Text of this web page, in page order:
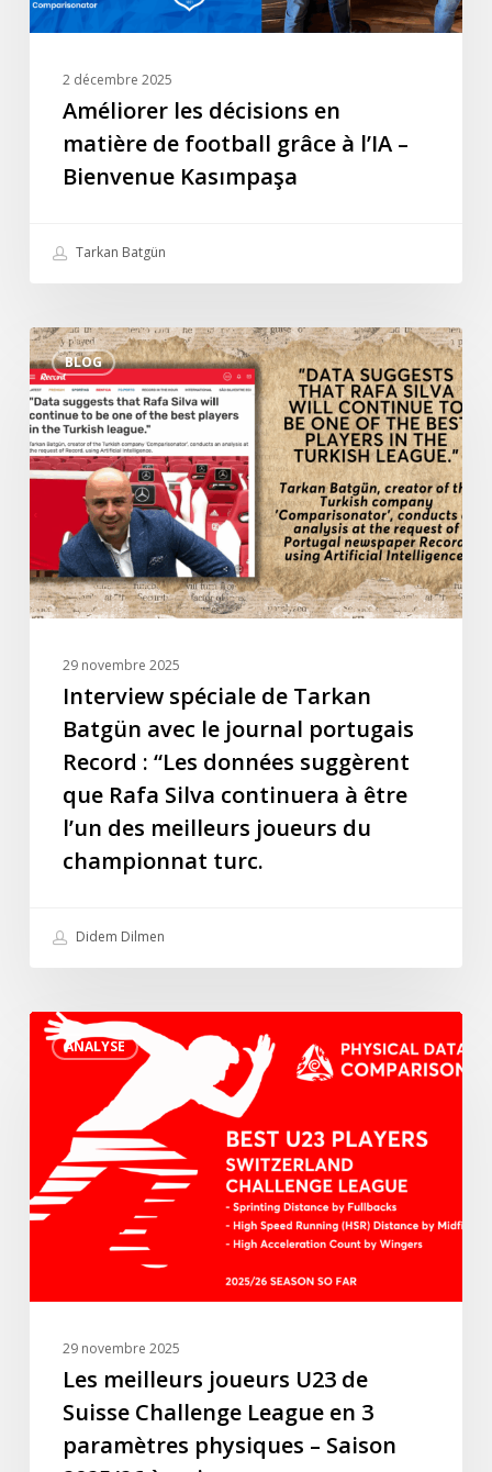
l’IA
–
Bienvenue
Kasımpaşa
2 décembre 2025
Améliorer les décisions en
matière de football grâce à l’IA –
Bienvenue Kasımpaşa
Tarkan Batgün
BLOG
Interview
spéciale
de
Tarkan
Batgün
avec
journal
portugais
Record
:
suggèrent
continuera
des
meilleurs
du
championnat
29 novembre 2025
Interview spéciale de Tarkan
Batgün avec le journal portugais
Record : “Les données suggèrent
que Rafa Silva continuera à être
l’un des meilleurs joueurs du
championnat turc.
Didem Dilmen
ANALYSE
Les
meilleurs
Suisse
Challenge
League
2025/26
29 novembre 2025
Les meilleurs joueurs U23 de
Suisse Challenge League en 3
paramètres physiques – Saison